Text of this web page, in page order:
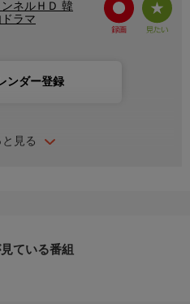
ネルＨＤ 韓
ラマ
と見る
ンダー登録
りの渡し、夫婦春秋、おまえに
ている番組